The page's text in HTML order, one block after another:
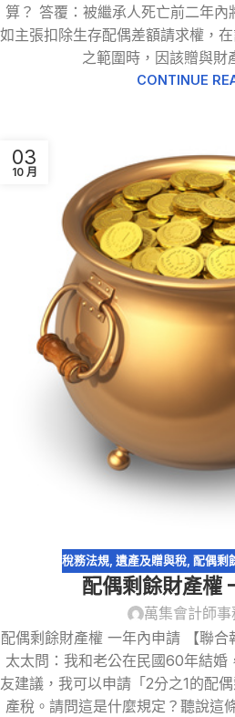
算？ 答覆：被繼承人死亡前二年內
如主張扣除生存配偶差額請求權，
之範圍時，因該贈與財
CONTINUE
03
10 月
稅務法規, 遺產及贈與稅, 配偶剩
配偶剩餘財產權
萬集會計師
配偶剩餘財產權 一年內申請 【聯
太太問：我和老公在民國60年結婚
友建議，我可以申請「2分之1的配
產稅。請問這是什麼規定？聽說這